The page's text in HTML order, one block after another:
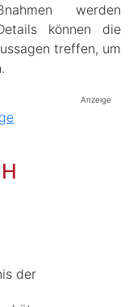
werden
können die
treffen, um
Anzeige
der